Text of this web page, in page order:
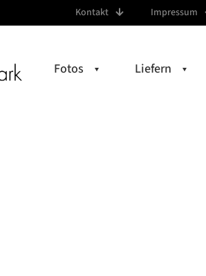
Kontakt Impressum
Fotos Liefern